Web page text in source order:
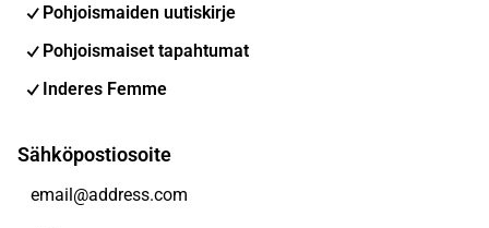
Pohjoismaiden uutiskirje
Pohjoismaiset tapahtumat
Inderes Femme
Sähköpostiosoite